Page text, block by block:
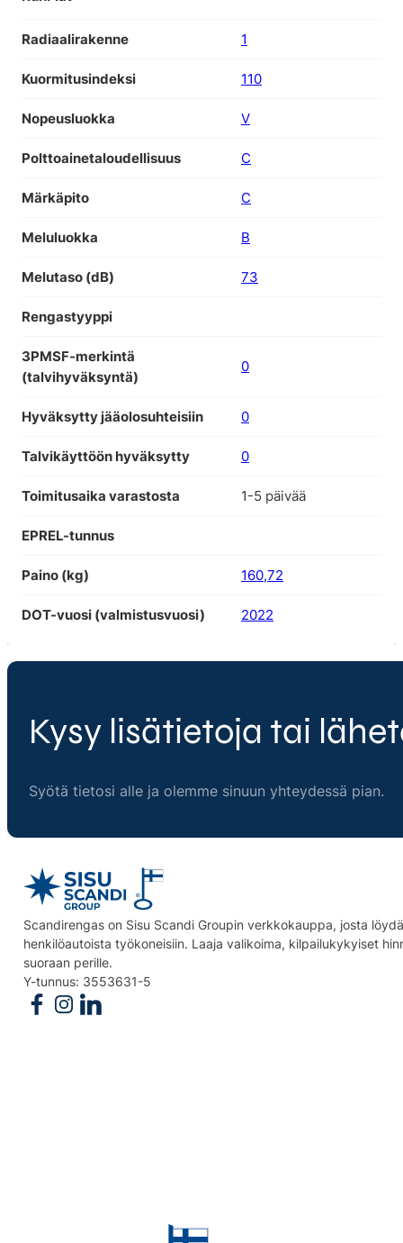
Radiaalirakenne 1
Kuormitusindeksi 110
Nopeusluokka V
Polttoainetaloudellisuus C
Märkäpito C
Meluluokka B
Melutaso (dB) 73
Rengastyyppi
3PMSF-merkintä
(talvihyväksyntä)
0
Hyväksytty jääolosuhteisiin 0
Talvikäyttöön hyväksytty 0
Toimitusaika varastosta 1-5 päivää
EPREL-tunnus
Paino (kg) 160,72
DOT-vuosi (valmistusvuosi) 2022
Kysy lisätietoja tai
Syötä tietosi alle ja olemme sinuun yhteydessä pian.
Scandirengas on Sisu Scandi Groupin verkkokauppa, josta
henkilöautoista työkoneisiin. Laaja valikoima, kilpailukykyiset
suoraan perille.
Y-tunnus: 3553631-5
Follow us on Facebook
Follow us on Instagram
Follow us on Linkedin